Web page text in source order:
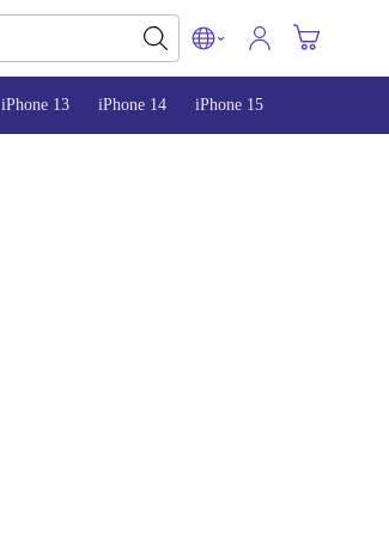
iPhone 13 iPhone 14 iPhone 15